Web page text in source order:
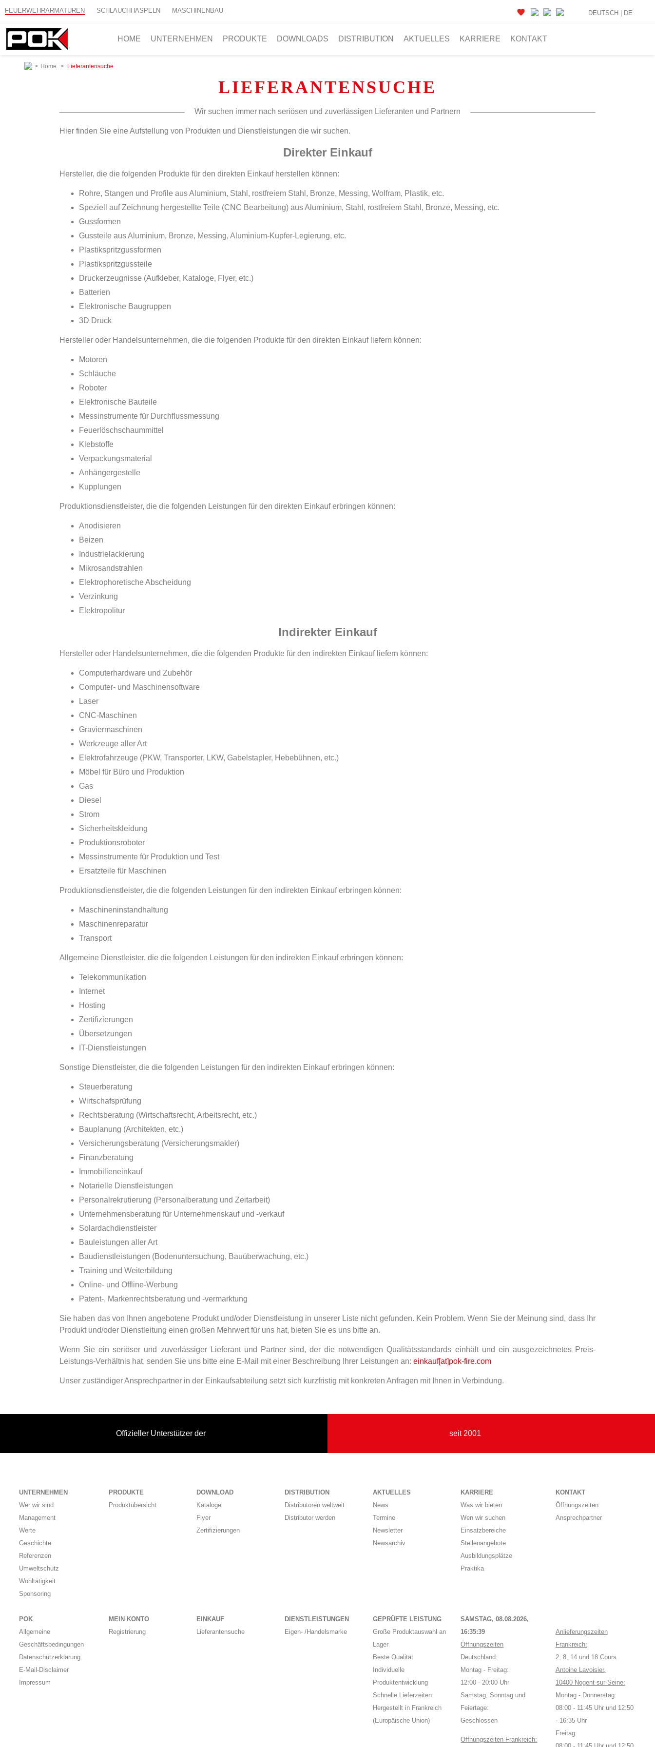
FEUERWEHRARMATUREN SCHLAUCHHASPELN MASCHINENBAU
HOME UNTERNEHMEN PRODUKTE DOWNLOADS DISTRIBUTION AKTUELLES KARRIERE KONTAKT
DEUTSCH | DE
> Home > Lieferantensuche
LIEFERANTENSUCHE
Wir suchen immer nach seriösen und zuverlässigen Lieferanten und Partnern
Hier finden Sie eine Aufstellung von Produkten und Dienstleistungen die wir suchen.
Direkter Einkauf
Hersteller, die die folgenden Produkte für den direkten Einkauf herstellen können:
Rohre, Stangen und Profile aus Aluminium, Stahl, rostfreiem Stahl, Bronze, Messing, Wolfram, Plastik, etc.
Speziell auf Zeichnung hergestellte Teile (CNC Bearbeitung) aus Aluminium, Stahl, rostfreiem Stahl, Bronze, Messing, etc.
Gussformen
Gussteile aus Aluminium, Bronze, Messing, Aluminium-Kupfer-Legierung, etc.
Plastikspritzgussformen
Plastikspritzgussteile
Druckerzeugnisse (Aufkleber, Kataloge, Flyer, etc.)
Batterien
Elektronische Baugruppen
3D Druck
Hersteller oder Handelsunternehmen, die die folgenden Produkte für den direkten Einkauf liefern können:
Motoren
Schläuche
Roboter
Elektronische Bauteile
Messinstrumente für Durchflussmessung
Feuerlöschschaummittel
Klebstoffe
Verpackungsmaterial
Anhängergestelle
Kupplungen
Produktionsdienstleister, die die folgenden Leistungen für den direkten Einkauf erbringen können:
Anodisieren
Beizen
Industrielackierung
Mikrosandstrahlen
Elektrophoretische Abscheidung
Verzinkung
Elektropolitur
Indirekter Einkauf
Hersteller oder Handelsunternehmen, die die folgenden Produkte für den indirekten Einkauf liefern können:
Computerhardware und Zubehör
Computer- und Maschinensoftware
Laser
CNC-Maschinen
Graviermaschinen
Werkzeuge aller Art
Elektrofahrzeuge (PKW, Transporter, LKW, Gabelstapler, Hebebühnen, etc.)
Möbel für Büro und Produktion
Gas
Diesel
Strom
Sicherheitskleidung
Produktionsroboter
Messinstrumente für Produktion und Test
Ersatzteile für Maschinen
Produktionsdienstleister, die die folgenden Leistungen für den indirekten Einkauf erbringen können:
Maschineninstandhaltung
Maschinenreparatur
Transport
Allgemeine Dienstleister, die die folgenden Leistungen für den indirekten Einkauf erbringen können:
Telekommunikation
Internet
Hosting
Zertifizierungen
Übersetzungen
IT-Dienstleistungen
Sonstige Dienstleister, die die folgenden Leistungen für den indirekten Einkauf erbringen können:
Steuerberatung
Wirtschafsprüfung
Rechtsberatung (Wirtschaftsrecht, Arbeitsrecht, etc.)
Bauplanung (Architekten, etc.)
Versicherungsberatung (Versicherungsmakler)
Finanzberatung
Immobilieneinkauf
Notarielle Dienstleistungen
Personalrekrutierung (Personalberatung und Zeitarbeit)
Unternehmensberatung für Unternehmenskauf und -verkauf
Solardachdienstleister
Bauleistungen aller Art
Baudienstleistungen (Bodenuntersuchung, Bauüberwachung, etc.)
Training und Weiterbildung
Online- und Offline-Werbung
Patent-, Markenrechtsberatung und -vermarktung
Sie haben das von Ihnen angebotene Produkt und/oder Dienstleistung in unserer Liste nicht gefunden. Kein Problem. Wenn Sie der Meinung sind, dass Ihr
Produkt und/oder Dienstleitung einen großen Mehrwert für uns hat, bieten Sie es uns bitte an.
Wenn Sie ein seriöser und zuverlässiger Lieferant und Partner sind, der die notwendigen Qualitätsstandards einhält und ein ausgezeichnetes Preis-
Leistungs-Verhältnis hat, senden Sie uns bitte eine E-Mail mit einer Beschreibung Ihrer Leistungen an: einkauf[at]pok-fire.com
Unser zuständiger Ansprechpartner in der Einkaufsabteilung setzt sich kurzfristig mit konkreten Anfragen mit Ihnen in Verbindung.
Offizieller Unterstützer der seit 2001
UNTERNEHMEN
Wer wir sind
Management
Werte
Geschichte
Referenzen
Umweltschutz
Wohltätigkeit
Sponsoring
PRODUKTE
Produktübersicht
DOWNLOAD
Kataloge
Flyer
Zertifizierungen
DISTRIBUTION
Distributoren weltweit
Distributor werden
AKTUELLES
News
Termine
Newsletter
Newsarchiv
KARRIERE
Was wir bieten
Wen wir suchen
Einsatzbereiche
Stellenangebote
Ausbildungsplätze
Praktika
KONTAKT
Öffnungszeiten
Ansprechpartner
POK
Allgemeine
Geschäftsbedingungen
Datenschutzerklärung
E-Mail-Disclaimer
Impressum
MEIN KONTO
Registrierung
EINKAUF
Lieferantensuche
DIENSTLEISTUNGEN
Eigen- /Handelsmarke
GEPRÜFTE LEISTUNG
Große Produktauswahl an
Lager
Beste Qualität
Individuelle
Produktentwicklung
Schnelle Lieferzeiten
Hergestellt in Frankreich
(Europäische Union)
SAMSTAG, 08.08.2026,
16:35:40
Öffnungszeiten
Deutschland:
Montag - Freitag:
12:00 - 20:00 Uhr
Samstag, Sonntag und
Feiertage:
Geschlossen
Öffnungszeiten Frankreich:
Anlieferungszeiten
Frankreich:
2, 8, 14 und 18 Cours
Antoine Lavoisier,
10400 Nogent-sur-Seine:
Montag - Donnerstag:
08:00 - 11:45 Uhr und 12:50
- 16:35 Uhr
Freitag: